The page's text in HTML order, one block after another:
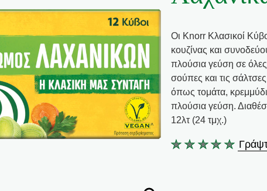
Οι Knorr Κλασικοί
κουζίνας και
πλούσια γεύση σε όλες
σούπες και τις
όπως τομάτα,
πλούσια γεύση.
12λτ (24 τμχ.)
Δεν